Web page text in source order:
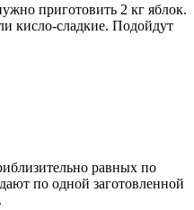
приготовить 2 кг яблок.
кисло-сладкие. Подойдут
равных по
по одной заготовленной